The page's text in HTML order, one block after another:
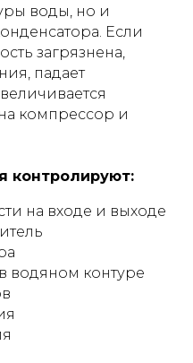
воды, но и
Если
загрязнена,
падает
компрессор и
контролируют:
на входе и выходе
водяном контуре